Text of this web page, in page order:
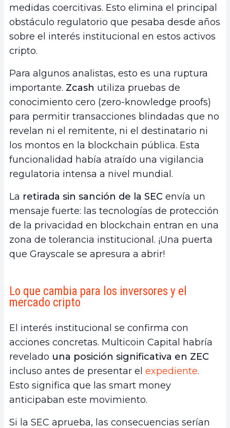
medidas coercitivas. Esto elimina el principal
obstáculo regulatorio que pesaba desde años
sobre el interés institucional en estos activos
cripto.
Para algunos analistas, esto es una ruptura
importante. Zcash utiliza pruebas de
conocimiento cero (zero-knowledge proofs)
para permitir transacciones blindadas que no
revelan ni el remitente, ni el destinatario ni
los montos en la blockchain pública. Esta
funcionalidad había atraído una vigilancia
regulatoria intensa a nivel mundial.
La retirada sin sanción de la SEC envía un
mensaje fuerte: las tecnologías de protección
de la privacidad en blockchain entran en una
zona de tolerancia institucional. ¡Una puerta
que Grayscale se apresura a abrir!
Lo que cambia para los inversores y el
mercado cripto
El interés institucional se confirma con
acciones concretas. Multicoin Capital habría
revelado una posición significativa en ZEC
incluso antes de presentar el expediente.
Esto significa que las smart money
anticipaban este movimiento.
Si la SEC aprueba, las consecuencias serían